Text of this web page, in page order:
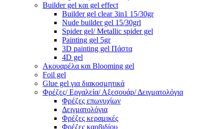
Builder gel και gel effect
Builder gel clear 3in1 15/30gr
Nude builder gel 15/30grl
Spider gel/ Metallic spider gel
Painting gel 5gr
3D painting gel Πάστα
4D gel
Ακουαρέλα και Blooming gel
Foil gel
Glue gel για διακοσμητικά
Φρέζες/ Εργαλεία/ Αξεσουάρ/ Δειγματολόγια
Φρέζες επωνυχίων
Δειγματολόγια
Φρέζες κεραμικές
Φρέζες καρβιδίου